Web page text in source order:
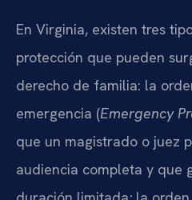
En Virginia, existen tres
protección que pueden
derecho de familia: la
emergencia (Emergency
que un magistrado o juez
audiencia completa y que